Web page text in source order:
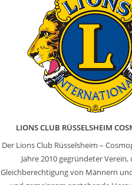
LIONS CLUB RÜSSELSHEIM
Der Lions Club Rüsselsheim –
Jahre 2010 gegründeter Verein,
Gleichberechtigung von Männern